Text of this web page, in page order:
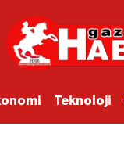
Teknoloji